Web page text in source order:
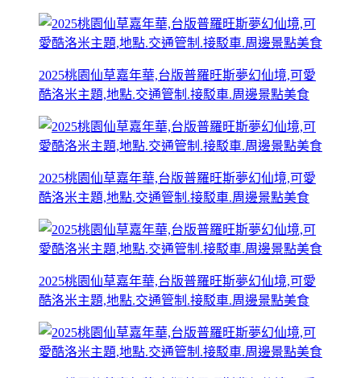
2025桃園仙草嘉年華,台版普羅旺斯夢幻仙境,可愛
酷洛米主題,地點.交通管制.接駁車.周邊景點美食
2025桃園仙草嘉年華,台版普羅旺斯夢幻仙境,可愛
酷洛米主題,地點.交通管制.接駁車.周邊景點美食
2025桃園仙草嘉年華,台版普羅旺斯夢幻仙境,可愛
酷洛米主題,地點.交通管制.接駁車.周邊景點美食